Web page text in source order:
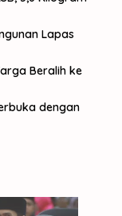
Lapas
Beralih ke
dengan